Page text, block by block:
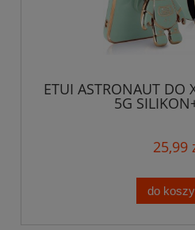
ETUI ASTRONAUT
5G
25,99
do